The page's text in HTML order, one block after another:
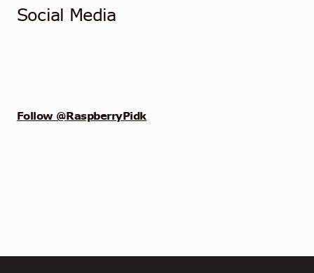
Social Media
Follow @RaspberryPidk